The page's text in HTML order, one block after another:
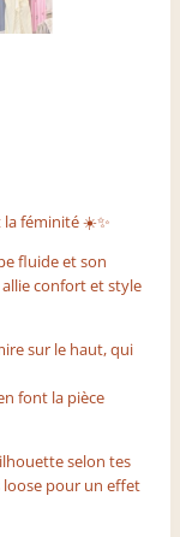
la féminité ☀️✨
fluide et son
confort et style
sur le haut, qui
font la pièce
selon tes
loose pour un effet